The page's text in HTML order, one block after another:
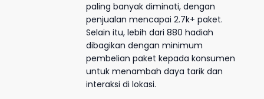
paling banyak diminati, dengan
penjualan mencapai 2.7k+ paket.
Selain itu, lebih dari 880 hadiah
dibagikan dengan minimum
pembelian paket kepada konsumen
untuk menambah daya tarik dan
interaksi di lokasi.